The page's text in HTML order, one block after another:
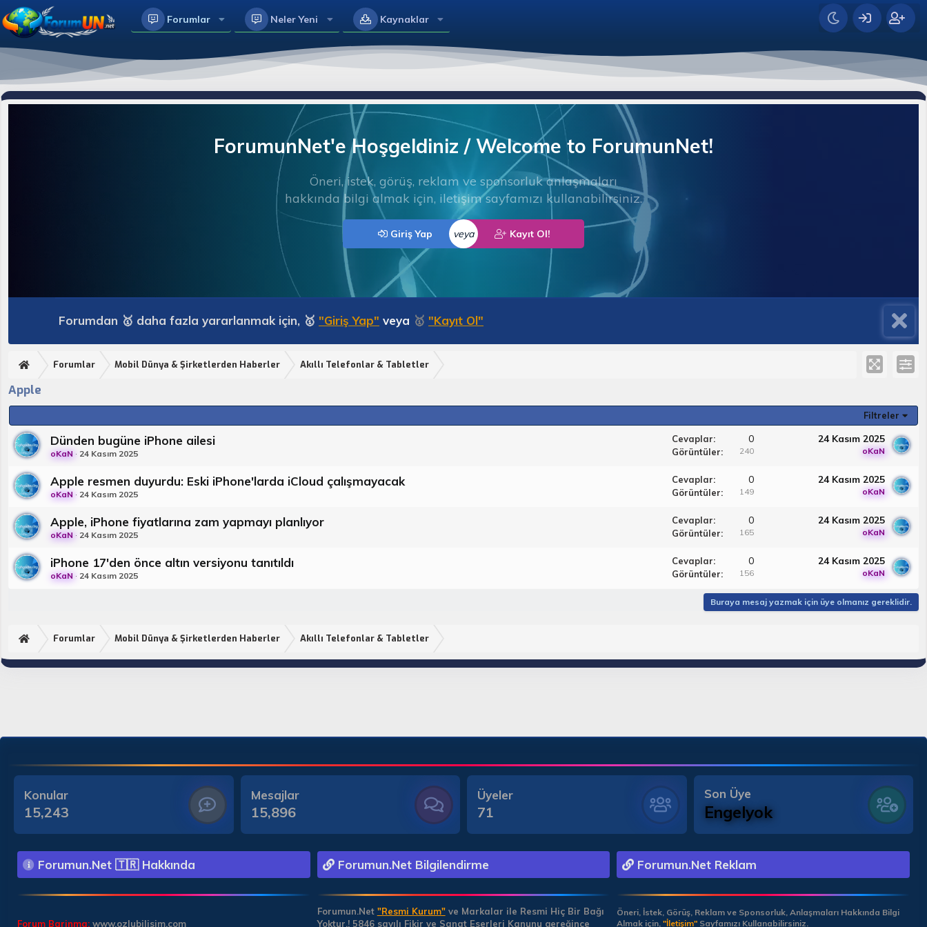
Forumlar Neler Yeni Kaynaklar
ForumunNet'e Hoşgeldiniz / Welcome to ForumunNet!
Öneri, istek, görüş, reklam ve sponsorluk anlaşmaları
hakkında bilgi almak için, iletişim sayfamızı kullanabilirsiniz.
Giriş Yap veya Kayıt Ol!
Forumdan 🥇 daha fazla yararlanmak için, 🥇 "Giriş Yap" veya 🥇 "Kayıt Ol"
Forumlar Mobil Dünya & Şirketlerden Haberler Akıllı Telefonlar & Tabletler
Apple
Filtreler
Dünden bugüne iPhone ailesi
oKaN 24 Kasım 2025
Cevaplar 0
Görüntüler 240
24 Kasım 2025
oKaN
Apple resmen duyurdu: Eski iPhone'larda iCloud çalışmayacak
oKaN 24 Kasım 2025
Cevaplar 0
Görüntüler 149
24 Kasım 2025
oKaN
Apple, iPhone fiyatlarına zam yapmayı planlıyor
oKaN 24 Kasım 2025
Cevaplar 0
Görüntüler 165
24 Kasım 2025
oKaN
iPhone 17'den önce altın versiyonu tanıtıldı
oKaN 24 Kasım 2025
Cevaplar 0
Görüntüler 156
24 Kasım 2025
oKaN
Buraya mesaj yazmak için üye olmanız gereklidir.
Forumlar Mobil Dünya & Şirketlerden Haberler Akıllı Telefonlar & Tabletler
Konular
15,243
Mesajlar
15,896
Üyeler
71
Son Üye
Engelyok
Forumun.Net 🇹🇷 Hakkında
Forum Barinma: www.ozlubilisim.com
Forumun.Net Bilgilendirme
Forumun.Net "Resmi Kurum"ve Markalar ile Resmi Hiç Bir Bağı
Yoktur.! 5846 sayılı Fikir ve Sanat Eserleri Kanunu gereğince
Forumun.Net Reklam
Öneri, İstek, Görüş, Reklam ve Sponsorluk, Anlaşmaları Hakkında Bilgi
Almak için,"İletişim" Sayfamızı Kullanabilirsiniz.